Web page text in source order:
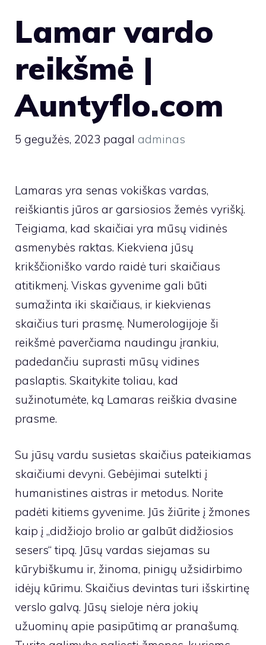
Lamar vardo
reikšmė |
Auntyflo.com
5 gegužės, 2023 pagal adminas
Lamaras yra senas vokiškas vardas,
reiškiantis jūros ar garsiosios žemės vyriškį.
Teigiama, kad skaičiai yra mūsų vidinės
asmenybės raktas. Kiekviena jūsų
krikščioniško vardo raidė turi skaičiaus
atitikmenį. Viskas gyvenime gali būti
sumažinta iki skaičiaus, ir kiekvienas
skaičius turi prasmę. Numerologijoje ši
reikšmė paverčiama naudingu įrankiu,
padedančiu suprasti mūsų vidines
paslaptis. Skaitykite toliau, kad
sužinotumėte, ką Lamaras reiškia dvasine
prasme.
Su jūsų vardu susietas skaičius pateikiamas
skaičiumi devyni. Gebėjimai sutelkti į
humanistines aistras ir metodus. Norite
padėti kitiems gyvenime. Jūs žiūrite į žmones
kaip į „didžiojo brolio ar galbūt didžiosios
sesers“ tipą. Jūsų vardas siejamas su
kūrybiškumu ir, žinoma, pinigų užsidirbimo
idėjų kūrimu. Skaičius devintas turi išskirtinę
verslo galvą. Jūsų sieloje nėra jokių
užuominų apie pasipūtimą ar pranašumą.